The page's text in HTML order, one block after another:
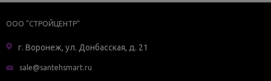
ООО "СТРОЙЦЕНТР"
г. Воронеж, ул. Донбасская, д. 21
sale@santehsmart.ru